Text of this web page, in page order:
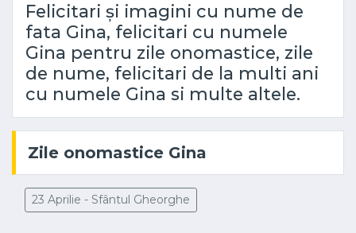
Felicitari și imagini cu nume de
fata Gina, felicitari cu numele
Gina pentru zile onomastice, zile
de nume, felicitari de la multi ani
cu numele Gina si multe altele.
Zile onomastice Gina
23 Aprilie - Sfântul Gheorghe